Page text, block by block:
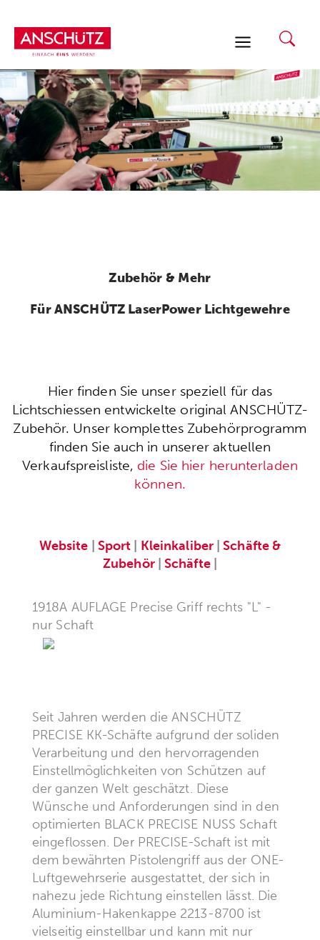
Inhalt
springen
Zubehör & Mehr
Für ANSCHÜTZ LaserPower Lichtgewehre
Hier finden Sie unser speziell für das
Lichtschiessen entwickelte original ANSCHÜTZ-
Zubehör. Unser komplettes Zubehörprogramm
finden Sie auch in unserer aktuellen
Verkaufspreisliste, die Sie hier herunterladen
können.
Website Sport Kleinkaliber|Schäfte &
Zubehör|Schäfte|
1918A AUFLAGE Precise Griff rechts "L" -
nur Schaft
Seit Jahren werden die ANSCHÜTZ
PRECISE KK-Schäfte aufgrund der soliden
Verarbeitung und den hervorragenden
Einstellmöglichkeiten von Schützen auf
der ganzen Welt geschätzt. Diese
Wünsche und Anforderungen sind in den
optimierten BLACK PRECISE NUSS Schaft
eingeflossen. Der PRECISE-Schaft ist mit
dem bewährten Pistolengriff aus der ONE-
Luftgewehrserie ausgestattet, der sich in
nahezu jede Richtung einstellen lässt. Die
Aluminium-Hakenkappe 2213-8700 ist
vielseitig einstellbar und kann mit nur